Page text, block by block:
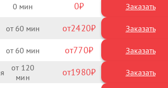
0 0 Заказать
60 2420
60 770
120 1980